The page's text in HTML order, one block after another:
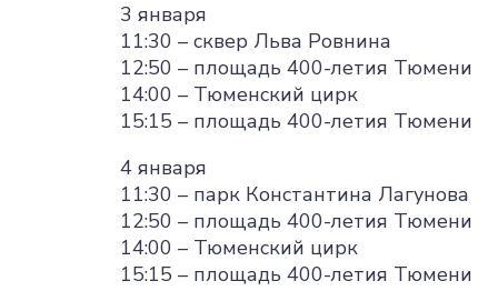
3 января
11:30 – cквер Льва Ровнина
12:50 – площадь 400-летия Тюмени
14:00 – Тюменский цирк
15:15 – площадь 400-летия Тюмени
4 января
11:30 – парк Константина Лагунова
12:50 – площадь 400-летия Тюмени
14:00 – Тюменский цирк
15:15 – площадь 400-летия Тюмени